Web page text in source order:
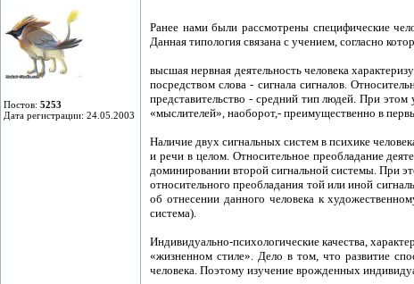
Постов: 5253
Дата регистрации: 24.05.2003
Ранее нами были рассмотрены специфические
Данная типология связана с учением, согласно
высшая нервная деятельность человека
посредством слова - сигнала сигналов.
представительство - средний тип людей. При
«мыслителей», наоборот,- преимущественно в
Наличие двух сигнальных систем в психике
и речи в целом. Относительное преобладание
доминировании второй сигнальной системы. При
относительного преобладания той или иной
об отнесении данного человека к
система).
Индивидуально-психологические качества,
«жизненном стиле». Дело в том, что развитие
человека. Поэтому изучение врожденных